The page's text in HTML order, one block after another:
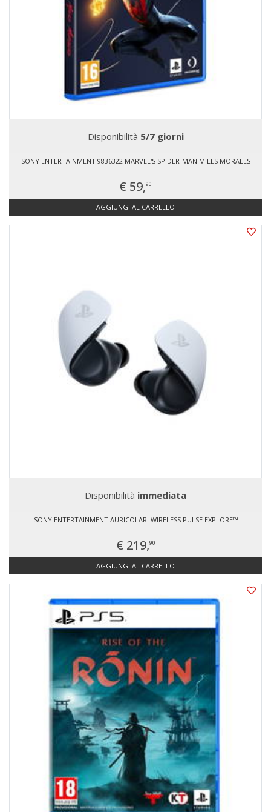
Disponibilità 5/7 giorni
SONY ENTERTAINMENT 9836322 MARVEL'S SPIDER-MAN MILES MORALES
€ 59,90
AGGIUNGI AL CARRELLO
Disponibilità immediata
SONY ENTERTAINMENT AURICOLARI WIRELESS PULSE EXPLORE™
€ 219,90
AGGIUNGI AL CARRELLO